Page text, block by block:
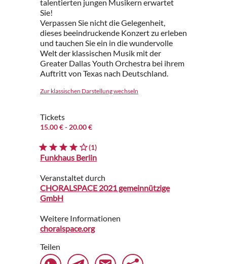
talentierten jungen Musikern erwartet
Sie!
Verpassen Sie nicht die Gelegenheit,
dieses beeindruckende Konzert zu erleben
und tauchen Sie ein in die wundervolle
Welt der klassischen Musik mit der
Greater Dallas Youth Orchestra bei ihrem
Auftritt von Texas nach Deutschland.
Zur klassischen Darstellung wechseln
Tickets
15.00 €- 20.00 €
(1)
Funkhaus Berlin
Veranstaltet durch
CHORALSPACE 2021 gemeinnützige
GmbH
Weitere Informationen
choralspace.org
Teilen